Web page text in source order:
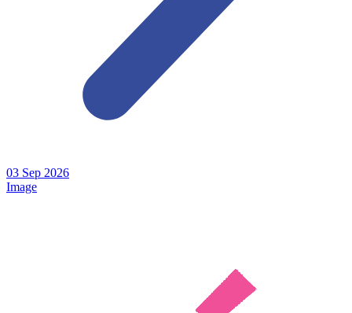
03 Sep 2026
Image